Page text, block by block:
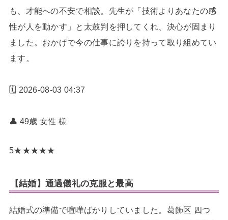
も、才能への不安で相談。先生が「技術よりあなたの感
性が人を動かす」と太鼓判を押してくれ、決心が固まり
ました。おかげで今の仕事に誇りを持って取り組めてい
ます。
🗓️ 2026-08-03 04:37
👤 49歳 女性 様
5★★★★★
【結婚】通過儀礼の克服と最高
結婚式の準備で喧嘩ばかりしていました。葛飾区 四つ